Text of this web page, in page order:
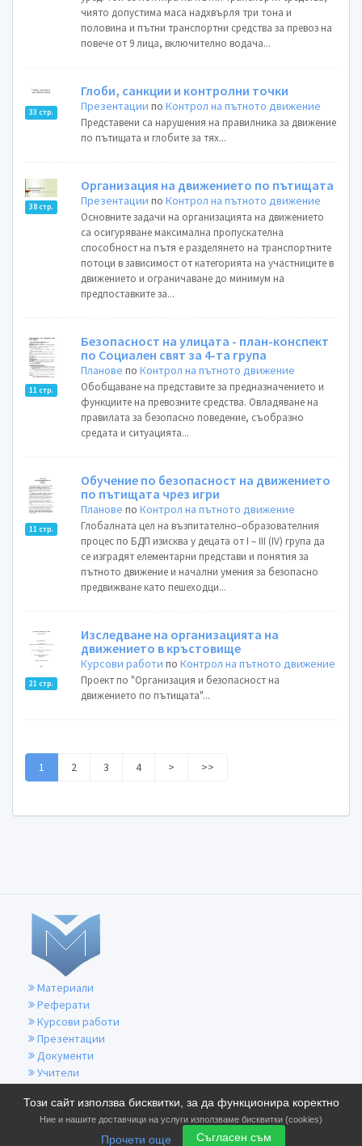
чиято допустима маса надхвърля три тона и
половина и пътни транспортни средства за превоз на
повече от 9 лица, включително водача...
33 стр.
Глоби, санкции и контролни точки
Презентации поКонтрол на пътното движение
Представени са нарушения на правилника за движение
по пътищата и глобите за тях...
38 стр.
Организация на движението по пътищата
Презентации поКонтрол на пътното движение
Основните задачи на организацията на движението
са осигуряване максимална пропускателна
способност на пътя е разделянето на транспортните
потоци в зависимост от категорията на участниците в
движението и ограничаване до минимум на
предпоставките за...
11 стр.
Безопасност на улицата - план-конспект
по Социален свят за 4-та група
Планове поКонтрол на пътното движение
Обобщаване на представите за предназначението и
функциите на превозните средства. Овладяване на
правилата за безопасно поведение, съобразно
средата и ситуацията...
11 стр.
Обучение по безопасност на движението
по пътищата чрез игри
Планове поКонтрол на пътното движение
Глобалната цел на възпитателно–образователния
процес по БДП изисква у децата от I – III (IV) група да
се изградят елементарни представи и понятия за
пътното движение и начални умения за безопасно
предвижване като пешеходци...
21 стр.
Изследване на организацията на
движението в кръстовище
Курсови работи поКонтрол на пътното движение
Проект по "Организация и безопасност на
движението по пътищата"...
1 2 3 4 > >>
Този сайт използва бисквитки, за да функционира коректно
Ние и нашите доставчици на услуги използваме бисквитки (cookies)
Прочети още Съгласен съм
Материали
Реферати
Курсови работи
Презентации
Документи
Учители
Общи условия
Политика за бисквитките
Политика за поверителност